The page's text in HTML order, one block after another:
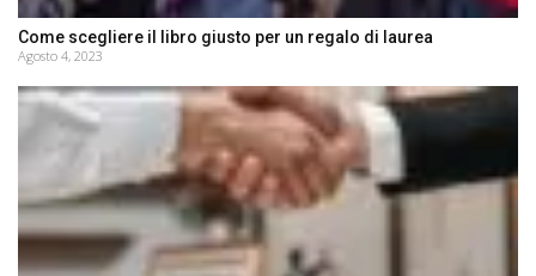
Come scegliere il libro giusto per un regalo di laurea
Agosto 4, 2023